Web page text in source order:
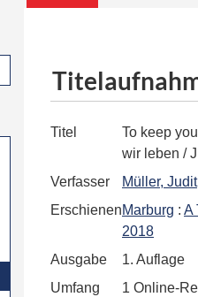
Titel
To keep
wir leben /
Verfasser
Müller, Judit
ErschienenMarburg : A
2018
Ausgabe
1. Auflage
Umfang
1 Online-